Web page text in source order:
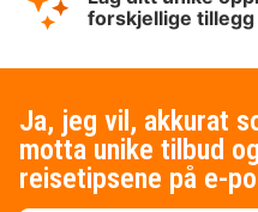
forskjellige tillegg
Ja, jeg vil, akkurat
motta unike tilbud
reisetipsene på e-